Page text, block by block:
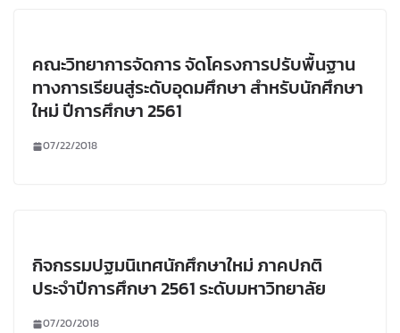
คณะวิทยาการจัดการ จัดโครงการปรับพื้นฐาน
ทางการเรียนสู่ระดับอุดมศึกษา สำหรับนักศึกษา
ใหม่ ปีการศึกษา 2561
07/22/2018
กิจกรรมปฐมนิเทศนักศึกษาใหม่ ภาคปกติ
ประจำปีการศึกษา 2561 ระดับมหาวิทยาลัย
07/20/2018